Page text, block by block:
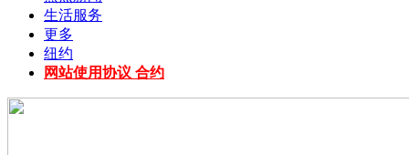
生活服务
更多
纽约
网站使用协议 合约